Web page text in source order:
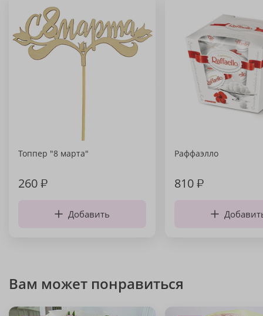
Топпер "8 марта"
260₽
Добавить
Раффаэлло
810₽
Вам может понравиться